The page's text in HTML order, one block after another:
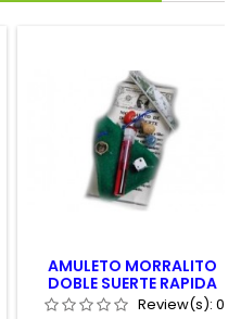
AMULETO MORRALITO
DOBLE SUERTE RAPIDA
Review(s): 0